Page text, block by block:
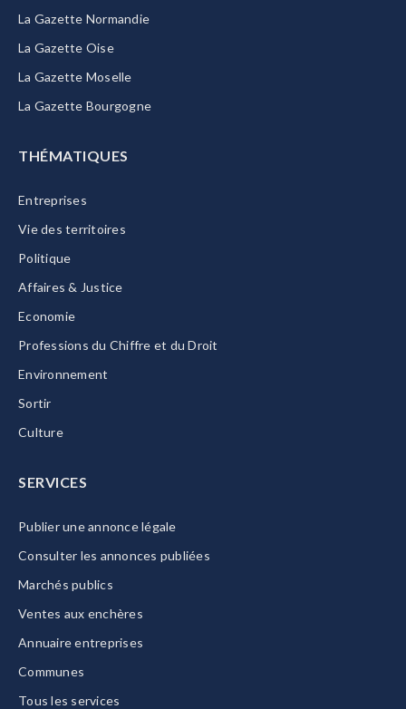
La Gazette Normandie
La Gazette Oise
La Gazette Moselle
La Gazette Bourgogne
THÉMATIQUES
Entreprises
Vie des territoires
Politique
Affaires & Justice
Economie
Professions du Chiffre et du Droit
Environnement
Sortir
Culture
SERVICES
Publier une annonce légale
Consulter les annonces publiées
Marchés publics
Ventes aux enchères
Annuaire entreprises
Communes
Tous les services